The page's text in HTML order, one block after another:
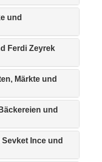
und
Ferdi Zeyrek
Märkte und
und
Ince und